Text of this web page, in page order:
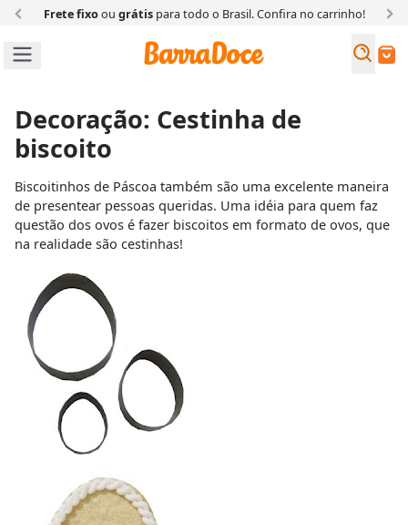
Frete fixoou grátispara todo o Brasil. Confira no carrinho!
Buscar
Decoração: Cestinha de
biscoito
Biscoitinhos de Páscoa também são uma excelente maneira
de presentear pessoas queridas. Uma idéia para quem faz
questão dos ovos é fazer biscoitos em formato de ovos, que
na realidade são cestinhas!